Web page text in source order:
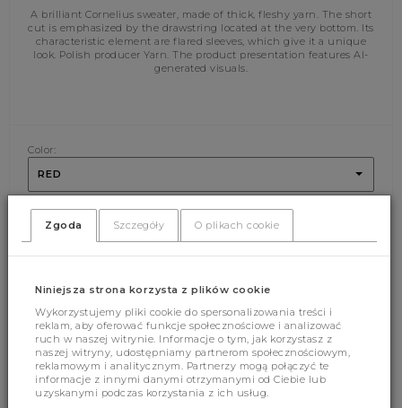
A brilliant Cornelius sweater, made of thick, fleshy yarn. The short
cut is emphasized by the drawstring located at the very bottom. Its
characteristic element are flared sleeves, which give it a unique
look. Polish producer Yarn. The product presentation features AI-
generated visuals.
Color:
RED
Size:
ADD CART
(367) (0)
Zgoda Szczegóły O plikach cookie
Niniejsza strona korzysta z plików cookie
Wykorzystujemy pliki cookie do spersonalizowania treści i
reklam, aby oferować funkcje społecznościowe i analizować
ruch w naszej witrynie. Informacje o tym, jak korzystasz z
naszej witryny, udostępniamy partnerom społecznościowym,
reklamowym i analitycznym. Partnerzy mogą połączyć te
informacje z innymi danymi otrzymanymi od Ciebie lub
uzyskanymi podczas korzystania z ich usług.